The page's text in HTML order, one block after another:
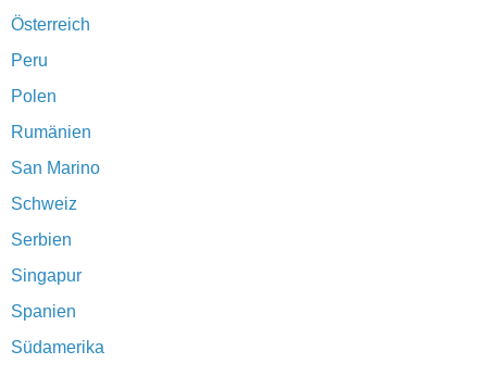
Österreich
Peru
Polen
Rumänien
San Marino
Schweiz
Serbien
Singapur
Spanien
Südamerika